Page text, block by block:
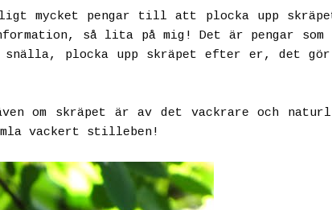
mycket pengar till att plocka upp
så lita på mig! Det är pengar som
plocka upp skräpet efter er, det
om skräpet är av det vackrare och
vackert stilleben!